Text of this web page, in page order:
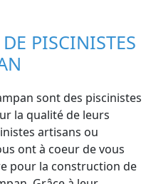
PISCINISTES
sont des piscinistes
la qualité de leurs
artisans ou
ont à coeur de vous
pour la construction de